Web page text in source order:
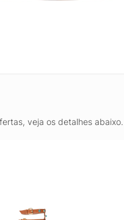
veja os detalhes abaixo.